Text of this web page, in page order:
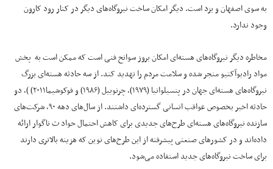
به سوی اصفهان و یزد است. دیگر امکان ساخت نیروگاه‌های دیگر در کنار رود کارون
وجود ندارد.
مخاطره دیگر نیروگاه‌های هسته‌ای امکان بروز سوانح فنی است که ممکن است به پخش
مواد رادیوآکتیو منجر شده و سلامت مردم را تهدید کند. از سه حادثه هسته‌ای بزرگ
نیروگاه‌های هسته‌ای جهان در پنسیلوانیا (۱۹۷۹)، چرنوبیل (۱۹۸۶) و فوکوشیما۲۰۱۱) )، دو
حادثه اخیر بخصوص عواقب انسانی گسترده‌ای داشتند. از سال‌های دهه ۹۰، شرکت‌های
سازنده نیروگاه‌های هسته‌ای طرح‌های جدیدی برای کاهش احتمال حواد ث ناگوار ارائه
داده‌اند و در کشورهای صنعتی پیشرفته از این طرح‌های نوین که هزینه بالاتری دارند
برای ساخت نیروگاه‌های جدید استفاده می‌شود.